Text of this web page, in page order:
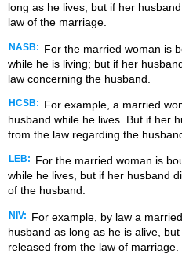
long as he lives, but if her
law of the marriage.
NASB:
For the married woman is
while he is living; but if her
law concerning the husband.
HCSB:
For example, a married
husband while he lives. But if her
from the law regarding the
LEB:
For the married woman is
while he lives, but if her husband
of the husband.
NIV:
For example, by law a
husband as long as he is alive,
released from the law of marriage.